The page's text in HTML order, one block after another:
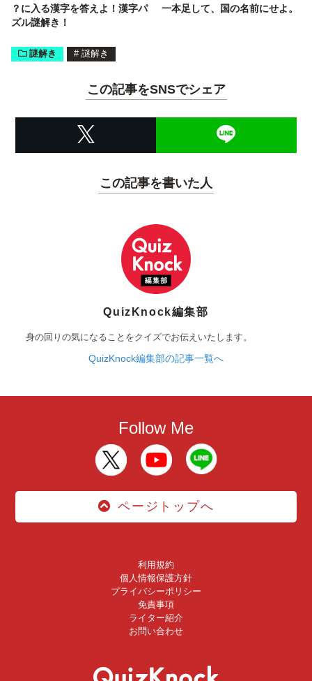
？に入る漢字を答えよ！漢字パ
ズル謎解き！
一本足して、国の名前にせよ。
謎解き # 謎解き
この記事をSNSでシェア
この記事を書いた人
QuizKnock編集部
身の回りの気になることをクイズでお伝えいたします。
QuizKnock編集部の記事一覧へ
Follow Me
ページトップへ
利用規約
個人情報保護方針
プライバシーポリシー
免責事項
ライター紹介
お問い合わせ